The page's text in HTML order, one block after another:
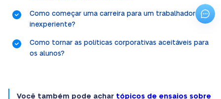
Como começar uma carreira para um trabalhador
inexperiente?
Como tornar as políticas corporativas aceitáveis para
os alunos?
Você também pode achar tópicos de ensaios sobre